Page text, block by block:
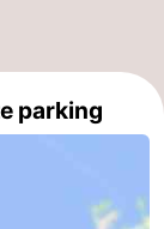
parking